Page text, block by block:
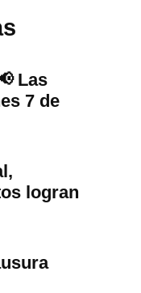
Las
7 de
logran